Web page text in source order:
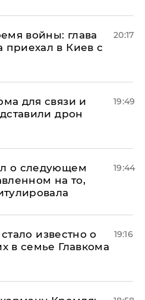
войны: глава
в Киев с
20:17
для связи и
дрон
19:49
о следующем
на то,
19:44
известно о
в семье Главкома
19:16